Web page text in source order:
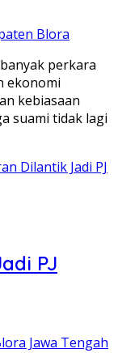
Blora
perkara
ekonomi
kebiasaan
suami tidak lagi
PJ
Jawa Tengah